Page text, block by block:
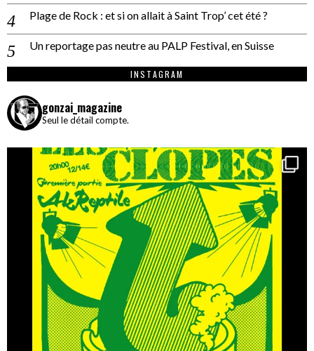
Plage de Rock : et si on allait à Saint Trop’ cet été ?
Un reportage pas neutre au PALP Festival, en Suisse
INSTAGRAM
gonzai_magazine
Seul le détail compte.